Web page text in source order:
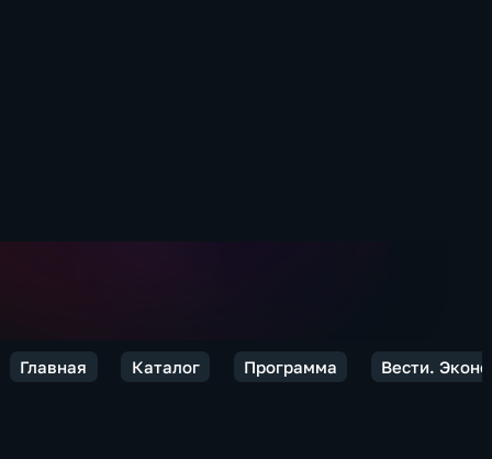
Главная Каталог Программа Вести.